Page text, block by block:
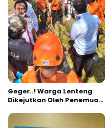
Geger..! Warga Lenteng
Dikejutkan Oleh Penemuan